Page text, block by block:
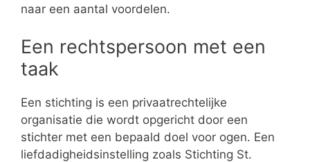
naar een aantal voordelen.
Een rechtspersoon met een
taak
Een stichting is een privaatrechtelijke
organisatie die wordt opgericht door een
stichter met een bepaald doel voor ogen. Een
liefdadigheidsinstelling zoals Stichting St.